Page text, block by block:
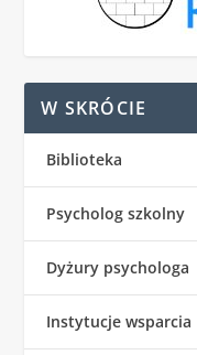
W SKRÓCIE
Biblioteka
Psycholog szkolny
Dyżury psychologa
Instytucje wsparcia